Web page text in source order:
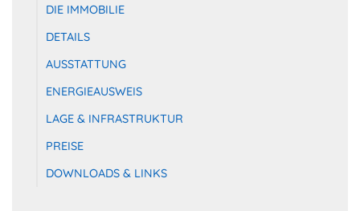
DIE IMMOBILIE
DETAILS
AUSSTATTUNG
ENERGIEAUSWEIS
LAGE & INFRASTRUKTUR
PREISE
DOWNLOADS & LINKS